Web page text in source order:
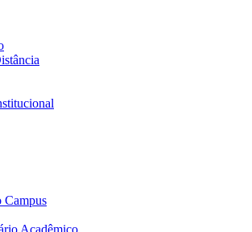
Campus
Acadêmico